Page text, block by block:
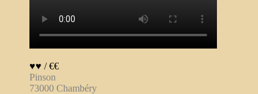
♥♥ / €€
Pinson
73000 Chambéry